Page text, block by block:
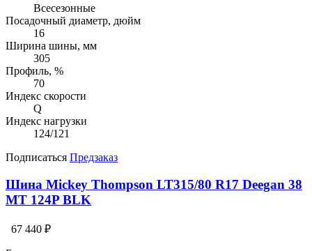
Всесезонные
Посадочный диаметр, дюйм
16
Ширина шины, мм
305
Профиль, %
70
Индекс скорости
Q
Индекс нагрузки
124/121
Подписаться Предзаказ
Шина Mickey Thompson LT315/80 R17 Deegan 38
MT 124P BLK
67 440 ₽